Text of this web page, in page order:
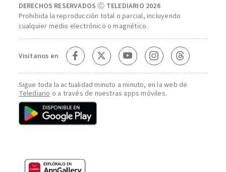
DERECHOS RESERVADOS Ⓒ TELEDIARIO 2026
Prohibida la reproducción total o parcial, incluyendo
cualquier medio electrónico o magnético.
Visitanos en
Sigue toda la actualidad minuto a minuto, en la web de
Telediario o a través de nuestras apps móviles.